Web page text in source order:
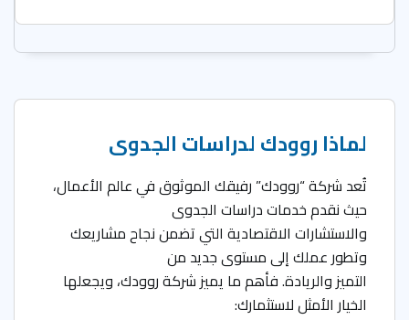
لماذا روودك لدراسات الجدوى
تُعد شركة “روودك” رفيقك الموثوق في عالم الأعمال،
حيث نقدم خدمات دراسات الجدوى
والاستشارات الاقتصادية التي تضمن نجاح مشاريعك
وتطور عملك إلى مستوى جديد من
التميز والريادة. فأهم ما يميز شركة روودك، ويجعلها
الخيار الأمثل لاستثمارك: